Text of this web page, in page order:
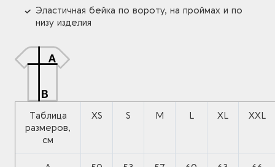
Эластичная бейка по вороту, на проймах и по
низу изделия
Таблица
размеров,
см
XS S M L XL XXL